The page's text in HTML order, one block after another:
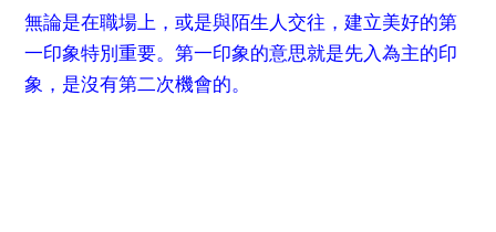
無論是在職場上，或是與陌生人交往，建立美好的第
一印象特別重要。第一印象的意思就是先入為主的印
象，是沒有第二次機會的。